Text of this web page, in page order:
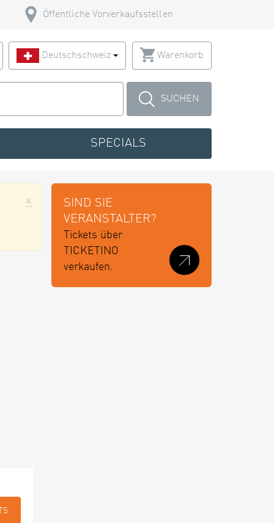
Öffentliche Vorverkaufsstellen
Deutschschweiz Warenkorb
SUCHEN
SPECIALS
×
SIND SIE
VERANSTALTER?
Tickets über
TICKETINO
verkaufen.